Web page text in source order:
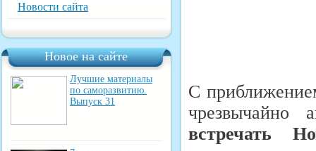
Новости сайта
Новое на сайте
Лучшие материалы
по саморазвитию.
Выпуск 31
С
чрезвычайно
встречать